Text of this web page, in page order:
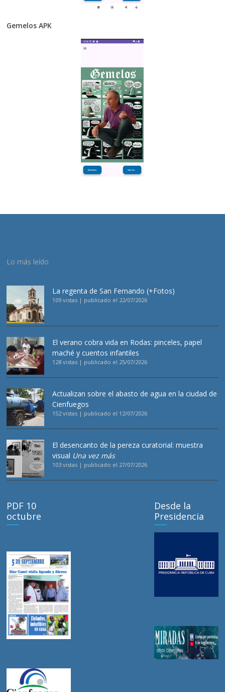
Gemelos APK
Lo más leído
La regenta de San Fernando (+Fotos)
109 vistas | publicado el 22/07/2026
El verano cobra vida en Rodas: pinceles, papel
maché y cuentos infantiles
128 vistas | publicado el 25/07/2026
Actualizan sobre el abasto de agua en la ciudad de
Cienfuegos
152 vistas | publicado el 12/07/2026
El desencanto de la pereza curatorial: muestra
visual Una vez más
103 vistas | publicado el 27/07/2026
PDF 10
octubre
Desde la
Presidencia